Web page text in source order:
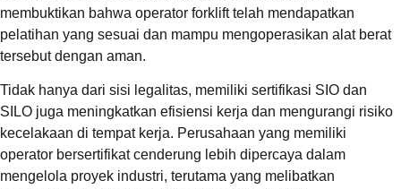
membuktikan bahwa operator forklift telah mendapatkan
pelatihan yang sesuai dan mampu mengoperasikan alat berat
tersebut dengan aman.
Tidak hanya dari sisi legalitas, memiliki sertifikasi SIO dan
SILO juga meningkatkan efisiensi kerja dan mengurangi risiko
kecelakaan di tempat kerja. Perusahaan yang memiliki
operator bersertifikat cenderung lebih dipercaya dalam
mengelola proyek industri, terutama yang melibatkan